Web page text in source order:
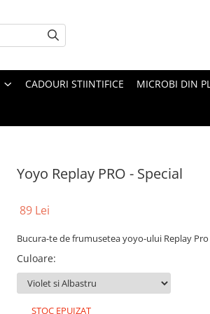
CADOURI STIINTIFICE MICROBI DIN
Yoyo Replay PRO - Special
89 Lei
Bucura-te de frumusetea yoyo-ului Replay Pro
Culoare:
STOC EPUIZAT